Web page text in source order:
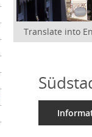
Translate into